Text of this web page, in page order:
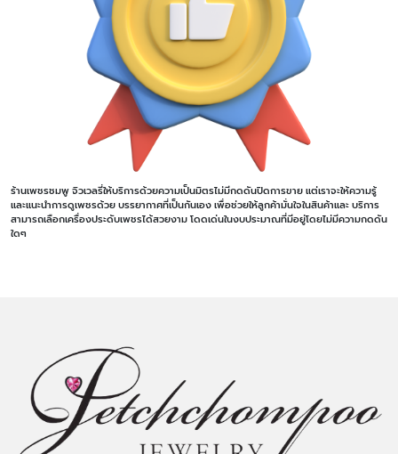
ร้านเพชรชมพู จิวเวลรี่ให้บริการด้วยความเป็นมิตรไม่มีกดดันปิดการขาย แต่เราจะให้ความรู้
และแนะนำการดูเพชรด้วย บรรยากาศที่เป็นกันเอง เพื่อช่วยให้ลูกค้ามั่นใจในสินค้าและ บริการ
สามารถเลือกเครื่องประดับเพชรได้สวยงาม โดดเด่นในงบประมาณที่มีอยู่โดยไม่มีความกดดัน
ใดๆ